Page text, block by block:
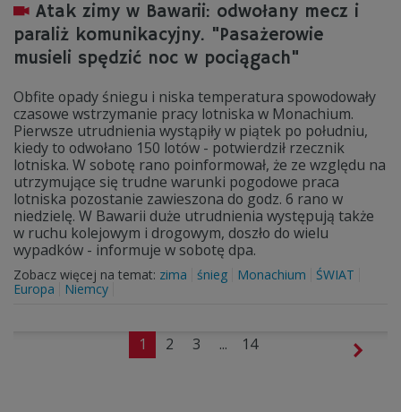
Atak zimy w Bawarii: odwołany mecz i
paraliż komunikacyjny. "Pasażerowie
musieli spędzić noc w pociągach"
Obfite opady śniegu i niska temperatura spowodowały
czasowe wstrzymanie pracy lotniska w Monachium.
Pierwsze utrudnienia wystąpiły w piątek po południu,
kiedy to odwołano 150 lotów - potwierdził rzecznik
lotniska. W sobotę rano poinformował, że ze względu na
utrzymujące się trudne warunki pogodowe praca
lotniska pozostanie zawieszona do godz. 6 rano w
niedzielę. W Bawarii duże utrudnienia występują także
w ruchu kolejowym i drogowym, doszło do wielu
wypadków - informuje w sobotę dpa.
Zobacz więcej na temat: zima śnieg Monachium
ŚWIAT
Europa
Niemcy
1 2 3 ... 14